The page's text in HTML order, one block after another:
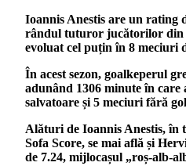
Ioannis Anestis are un rating
rândul tuturor jucătorilor din
evoluat cel puțin în 8 meciuri
În acest sezon, goalkeperul
adunând 1306 minute în care
salvatoare și 5 meciuri fără
Alături de Ioannis Anestis, în
Sofa Score, se mai află și
de 7.24, mijlocașul „roș-alb-